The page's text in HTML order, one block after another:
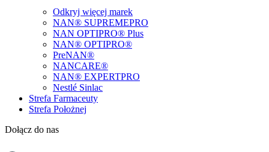
Odkryj więcej marek
NAN® SUPREMEPRO
NAN OPTIPRO® Plus
NAN® OPTIPRO®
PreNAN®
NANCARE®
NAN® EXPERTPRO
Nestlé Sinlac
Strefa Farmaceuty
Strefa Położnej
Dołącz do nas